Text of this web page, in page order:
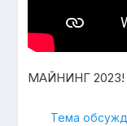
МАЙНИНГ 2023!
Тема